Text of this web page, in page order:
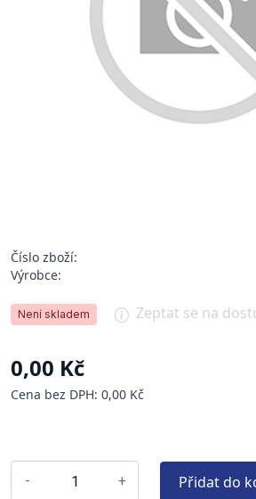
Číslo zboží:
Výrobce:
Není skladem Zeptat se na
0,00 Kč
Cena bez DPH: 0,00 Kč
- + Přidat do